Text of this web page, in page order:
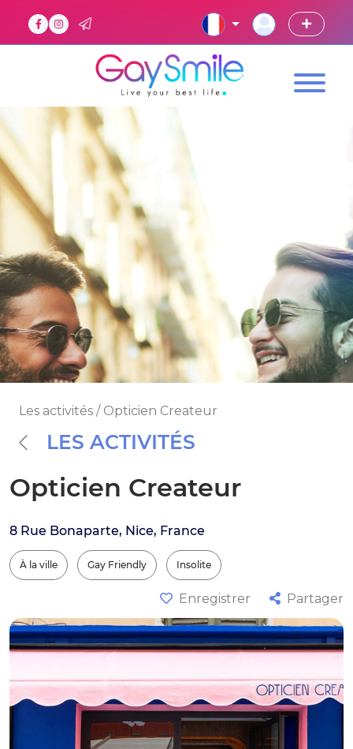
Les activités / Opticien Createur
LES ACTIVITÉS
Opticien Createur
8 Rue Bonaparte, Nice, France
À la ville Gay Friendly Insolite
Enregistrer Partager